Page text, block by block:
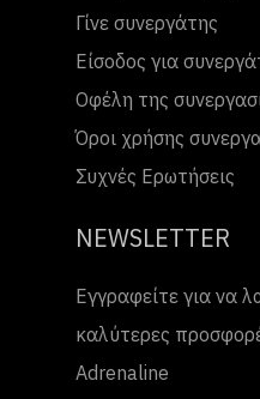
Γίνε συνεργάτης
Είσοδος για
Οφέλη της
Όροι χρήσης
Συχνές Ερωτήσεις
NEWSLETTER
Εγγραφείτε για να
καλύτερες
Adrenaline